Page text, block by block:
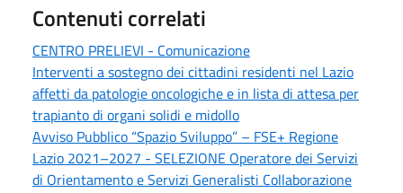
Contenuti correlati
CENTRO PRELIEVI - Comunicazione
Interventi a sostegno dei cittadini residenti nel Lazio
affetti da patologie oncologiche e in lista di attesa per
trapianto di organi solidi e midollo
Avviso Pubblico “Spazio Sviluppo” – FSE+ Regione
Lazio 2021–2027 - SELEZIONE Operatore dei Servizi
di Orientamento e Servizi Generalisti Collaborazione